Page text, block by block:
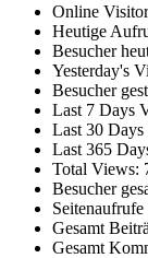
Online
Heutige
Besucher
Yesterday's
Besucher
Last 7 Days
Last 30 Days
Last 365
Total Views:
Besucher
Seitenaufrufe
Gesamt
Gesamt